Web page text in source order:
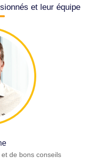
et leur équipe
de bons conseils